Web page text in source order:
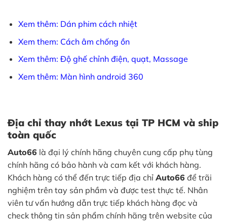
Xem thêm: Dán phim cách nhiệt
Xem them: Cách âm chống ồn
Xem thêm: Độ ghế chỉnh điện, quạt, Massage
Xem thêm: Màn hình android 360
Địa chỉ thay nhớt Lexus tại TP HCM và ship
toàn quốc
Auto66 là đại lý chính hãng chuyên cung cấp phụ tùng
chính hãng có bảo hành và cam kết với khách hàng.
Khách hàng có thể đến trực tiếp địa chỉ Auto66 để trãi
nghiệm trên tay sản phầm và được test thực tế. Nhân
viên tư vấn hướng dẫn trực tiếp khách hàng đọc và
check thông tin sản phẩm chính hãng trên website của